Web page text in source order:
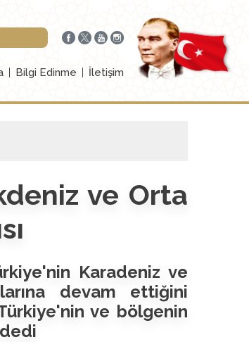
Bilgi Edinme İletişim
ve Orta
Karadeniz ve
devam ettiğini
ve bölgenin